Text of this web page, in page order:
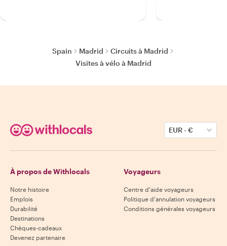
Spain Madrid
Circuits à Madrid
Visites à vélo à Madrid
EUR-€
À propos de Withlocals
Notre histoire
Emplois
Durabilité
Destinations
Chèques-cadeaux
Devenez partenaire
Voyageurs
Centre d'aide voyageurs
Politique d'annulation voyageurs
Conditions générales voyageurs